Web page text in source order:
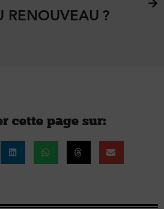
RENOUVEAU ?
cette page sur :